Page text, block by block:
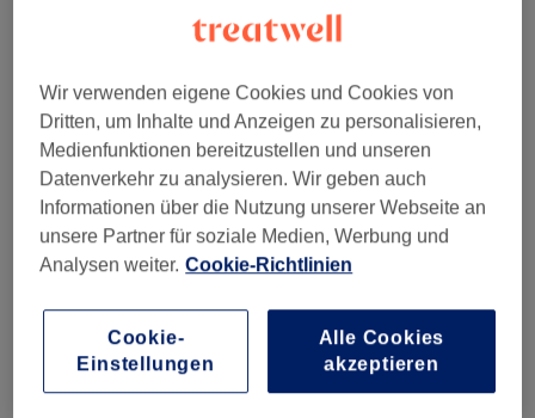
Auf Treatwell finden
Mehr Salons anzeigen
Wir verwenden eigene Cookies und Cookies von
Dritten, um Inhalte und Anzeigen zu personalisieren,
Medienfunktionen bereitzustellen und unseren
Datenverkehr zu analysieren. Wir geben auch
Informationen über die Nutzung unserer Webseite an
unsere Partner für soziale Medien, Werbung und
Analysen weiter. Cookie-Richtlinien
Cookie-
Einstellungen
Alle Cookies
akzeptieren